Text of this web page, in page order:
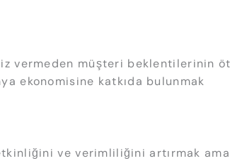
vermeden müşteri beklentilerinin
ekonomisine katkıda bulunmak
ve verimliliğini artırmak